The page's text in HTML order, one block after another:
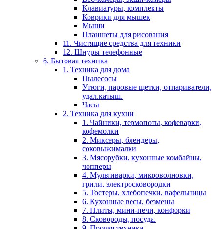
Клавиатуры, комплекты
Коврики для мышек
Мыши
Планшеты для рисования
11. Чистящие средства для техники
12. Шнуры телефонные
6. Бытовая техника
1. Техника для дома
Пылесосы
Утюги, паровые щетки, отпариватели,
удал.катыш.
Часы
2. Техника для кухни
1. Чайники, термопоты, кофеварки,
кофемолки
2. Миксеры, блендеры,
соковыжималки
3. Мясорубки, кухонные комбайны,
чопперы
4. Мультиварки, микроволновки,
грили, электросковородки
5. Тостеры, хлебопечки, вафельницы
6. Кухонные весы, безмены
7. Плиты, мини-печи, конфорки
8. Сковороды, посуда.